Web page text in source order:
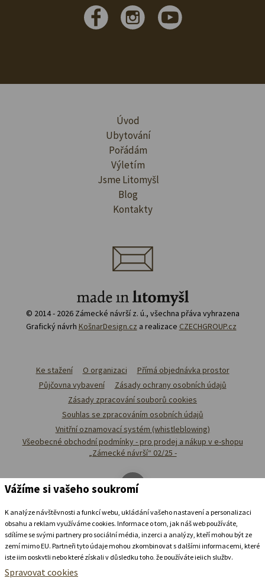
Úvod
Ubytování
Pořádám
Výletím
Jsme Litomyšl
Blog
Kontakty
© 2014 - 2026 Zámecké návrší z. ú., všechna přáva vyhrazena
Grafický návrh KošnarDesign.cz a realizace CZECHGROUP.cz
Ke stažení O organizaci
Přímá objednávka prostor
Půjčovna vybavení
Zásady ochrany osobních údajů
Zásady zpracování souborů cookies
Souhlas se zpracováním osobních údajů
Vnitřní oznamovací systém (whistleblowing)
Všeobecné obchodní podmínky - pro prodej a nákup v e-shopu
„Zámecké návrší“ 02/25 -
Vážíme si vašeho soukromí
K analýze návštěvnosti a funkcí webu, ukládání vašeho nastavení a personalizaci
obsahu a reklam využíváme cookies. Informace o tom, jak náš web používáte,
sdílíme se svými partnery pro sociální média, inzerci a analýzy, kteří mohou být ze
zemí mimo EU. Partneři tyto údaje mohou zkombinovat s dalšími informacemi, které
jste jim poskytli nebo které získali v důsledku toho, že používáte jejich služby.
Podrobné informace
Spravovat cookies